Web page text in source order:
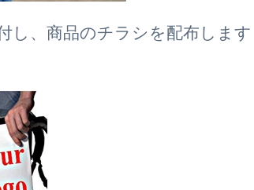
し、商品のチラシを配布します